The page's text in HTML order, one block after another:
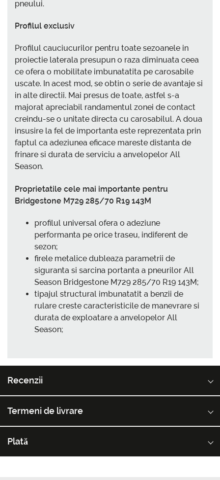
pneului.
Profilul exclusiv
Profilul cauciucurilor pentru toate sezoanele in
proiectie laterala presupun o raza diminuata ceea
ce ofera o mobilitate imbunatatita pe carosabile
uscate. In acest mod, se obtin o serie de avantaje si
in alte directii. Mai presus de toate, astfel s-a
majorat apreciabil randamentul zonei de contact
creindu-se o unitate directa cu carosabilul. A doua
insusire la fel de importanta este reprezentata prin
faptul ca adeziunea eficace mareste distanta de
frinare si durata de serviciu a anvelopelor All
Season.
Proprietatile cele mai importante pentru
Bridgestone M729 285/70 R19 143M
profilul universal ofera o adeziune
performanta pe orice traseu, indiferent de
sezon;
firele metalice dubleaza parametrii de
siguranta si sarcina portanta a pneurilor All
Season Bridgestone M729 285/70 R19 143M;
tipajul structural imbunatatit a benzii de
rulare creste caracteristicile de manevrare si
durata de exploatare a anvelopelor All
Season;
Recenzii
Termeni de livrare
Plată